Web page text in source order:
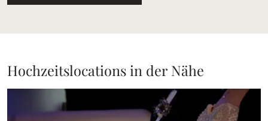
Hochzeitslocations in der Nähe